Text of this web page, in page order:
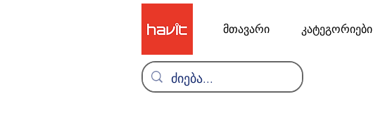
მთავარი კატეგორიები